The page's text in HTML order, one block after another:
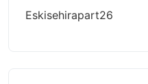
Eskisehirapart26